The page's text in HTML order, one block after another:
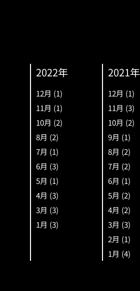
2022年
12月 (1)
11月 (1)
10月 (2)
8月 (2)
7月 (1)
6月 (3)
5月 (1)
4月 (3)
3月 (3)
1月 (3)
2021年
12月 (1)
11月 (3)
10月 (2)
9月 (1)
8月 (2)
7月 (2)
6月 (1)
5月 (2)
4月 (2)
3月 (3)
2月 (1)
1月 (4)